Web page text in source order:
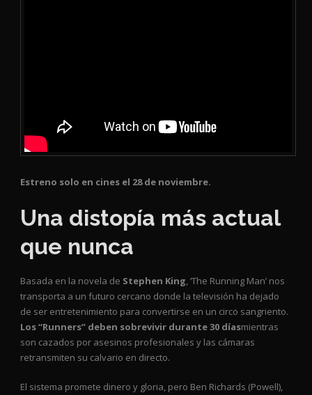
Estreno solo en cines el 28 de noviembre.
Una distopía más actual
que nunca
Basada en la novela de Stephen King, ‘The Running Man’ nos
transporta a un futuro cercano donde la televisión ha dejado
de ser entretenimiento para convertirse en un circo sangriento.
Los “Runners” deben sobrevivir durante 30 díasmientras
son cazados por asesinos profesionales y las cámaras
retransmiten su calvario en directo.
El sistema promete dinero y gloria, pero Ben Richards (Powell),